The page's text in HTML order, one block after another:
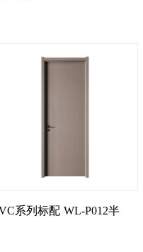
系列标配 WL-P012半